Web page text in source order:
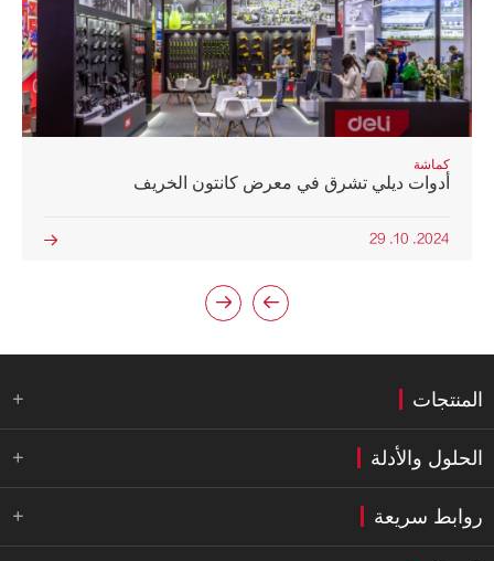
كماشة
أدوات ديلي تشرق في معرض كانتون الخريف
2024. 10. 29



المنتجات 
الحلول والأدلة 
روابط سريعة 